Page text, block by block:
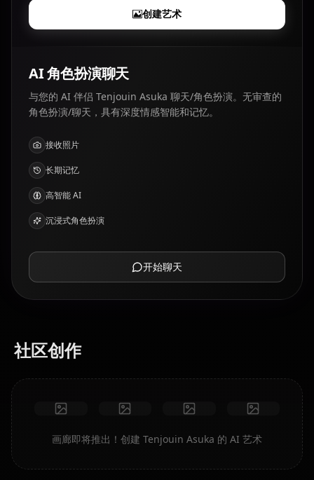
创建艺术
AI 角色扮演聊天
与您的 AI 伴侣 Tenjouin Asuka 聊天/角色扮演。无审查的
角色扮演/聊天，具有深度情感智能和记忆。
接收照片
长期记忆
高智能 AI
沉浸式角色扮演
开始聊天
社区创作
画廊即将推出！创建 Tenjouin Asuka 的 AI 艺术